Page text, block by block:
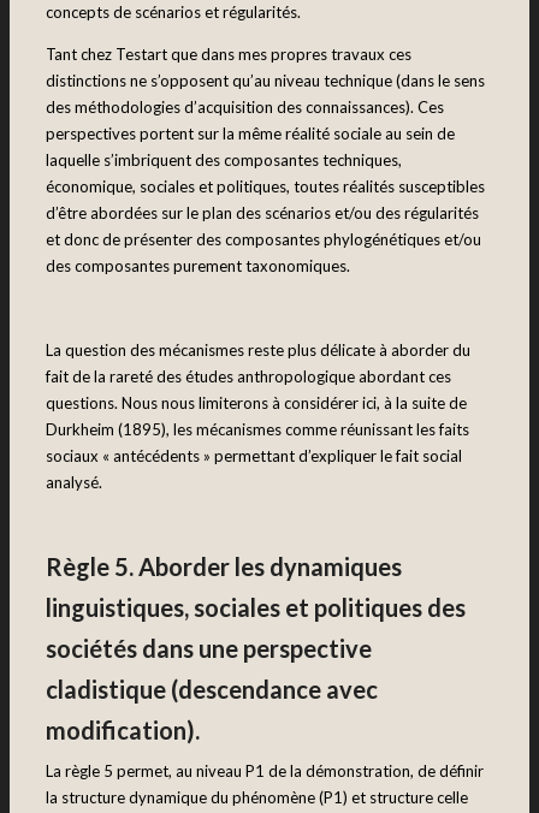
concepts de scénarios et régularités.
Tant chez Testart que dans mes propres travaux ces
distinctions ne s’opposent qu’au niveau technique (dans le sens
des méthodologies d’acquisition des connaissances). Ces
perspectives portent sur la même réalité sociale au sein de
laquelle s’imbriquent des composantes techniques,
économique, sociales et politiques, toutes réalités susceptibles
d’être abordées sur le plan des scénarios et/ou des régularités
et donc de présenter des composantes phylogénétiques et/ou
des composantes purement taxonomiques.
La question des mécanismes reste plus délicate à aborder du
fait de la rareté des études anthropologique abordant ces
questions. Nous nous limiterons à considérer ici, à la suite de
Durkheim (1895), les mécanismes comme réunissant les faits
sociaux « antécédents » permettant d’expliquer le fait social
analysé.
Règle 5. Aborder les dynamiques
linguistiques, sociales et politiques des
sociétés dans une perspective
cladistique (descendance avec
modification).
La règle 5 permet, au niveau P1 de la démonstration, de définir
la structure dynamique du phénomène (P1) et structure celle